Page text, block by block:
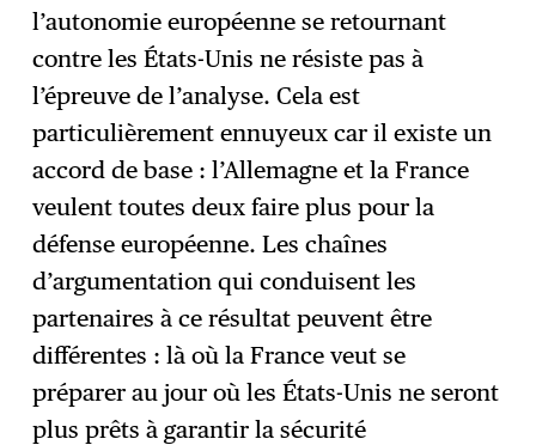
l’autonomie européenne se retournant
contre les États-Unis ne résiste pas à
l’épreuve de l’analyse. Cela est
particulièrement ennuyeux car il existe un
accord de base : l’Allemagne et la France
veulent toutes deux faire plus pour la
défense européenne. Les chaînes
d’argumentation qui conduisent les
partenaires à ce résultat peuvent être
différentes : là où la France veut se
préparer au jour où les États-Unis ne seront
plus prêts à garantir la sécurité